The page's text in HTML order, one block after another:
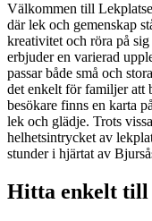
Välkommen till
där lek och gemenskap
kreativitet och röra på
erbjuder en varierad
passar både små och
det enkelt för familjer att
besökare finns en karta
lek och glädje. Trots
helhetsintrycket av
stunder i hjärtat av
Hitta enkelt till